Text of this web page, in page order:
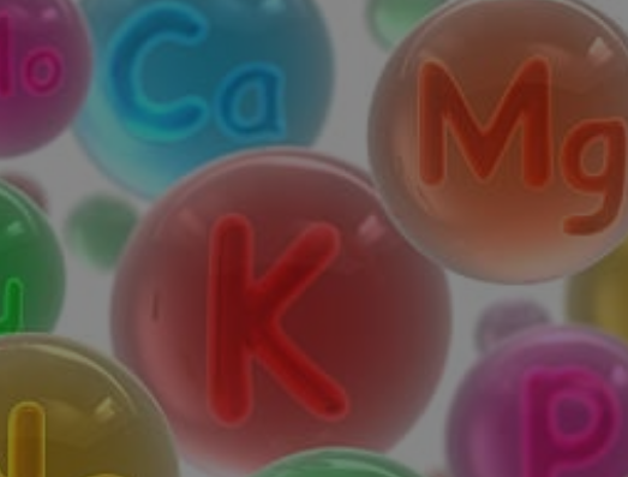
✨
Rechercher dans Français à Londres - Magazine
fermer
professionnels
à venir